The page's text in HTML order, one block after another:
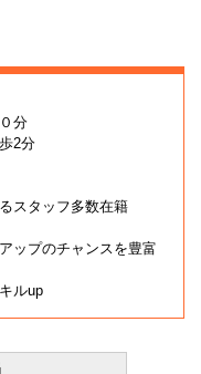
分
2分
スタッフ多数在籍
ップのチャンスを豊富
ルup